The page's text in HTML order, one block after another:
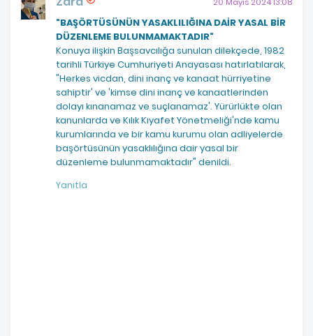
"BAŞÖRTÜSÜNÜN YASAKLILIĞINA DAİR YASAL BİR
DÜZENLEME BULUNMAMAKTADIR"
Konuya ilişkin Başsavcılığa sunulan dilekçede, 1982
tarihli Türkiye Cumhuriyeti Anayasası hatırlatılarak,
"Herkes vicdan, dini inanç ve kanaat hürriyetine
sahiptir' ve 'kimse dini inanç ve kanaatlerinden
dolayı kınanamaz ve suçlanamaz'. Yürürlükte olan
kanunlarda ve Kılık Kıyafet Yönetmeliği'nde kamu
kurumlarında ve bir kamu kurumu olan adliyelerde
başörtüsünün yasaklılığına dair yasal bir
düzenleme bulunmamaktadır" denildi.
Yanıtla